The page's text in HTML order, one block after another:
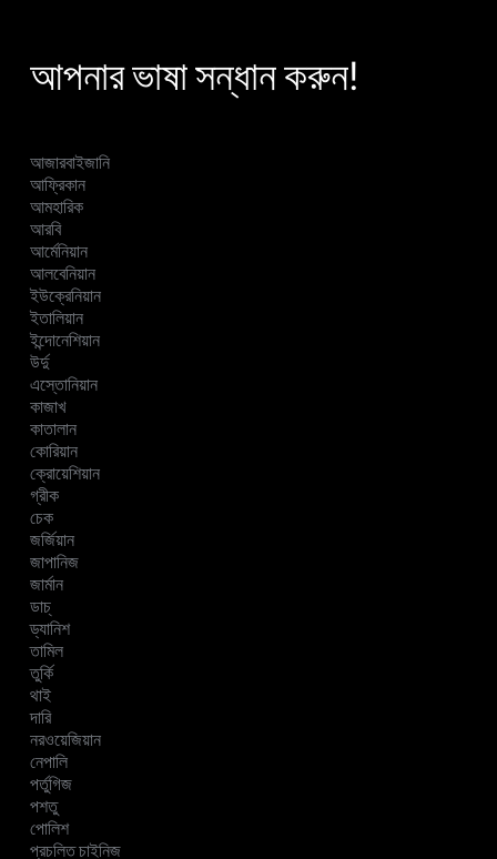
আপনার ভাষা সন্ধান করুন!
আজারবাইজানি
আফ্রিকান
আমহারিক
আরবি
আর্মেনিয়ান
আলবেনিয়ান
ইউক্রেনিয়ান
ইতালিয়ান
ইন্দোনেশিয়ান
উর্দু
এস্তোনিয়ান
কাজাখ
কাতালান
কোরিয়ান
ক্রোয়েশিয়ান
গ্রীক
চেক
জর্জিয়ান
জাপানিজ
জার্মান
ডাচ্
ড্যানিশ
তামিল
তুর্কি
থাই
দারি
নরওয়েজিয়ান
নেপালি
পর্তুগিজ
পশতু
পোলিশ
প্রচলিত চাইনিজ